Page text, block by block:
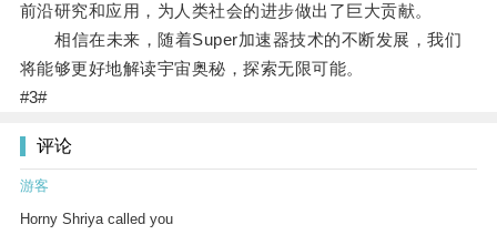
前沿研究和应用，为人类社会的进步做出了巨大贡献。
相信在未来，随着Super加速器技术的不断发展，我们
将能够更好地解读宇宙奥秘，探索无限可能。
#3#
评论
游客
Horny Shriya called you